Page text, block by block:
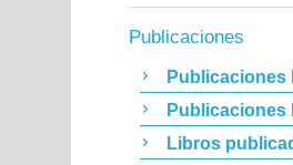
Publicaciones
Publicaciones
Publicaciones
Libros